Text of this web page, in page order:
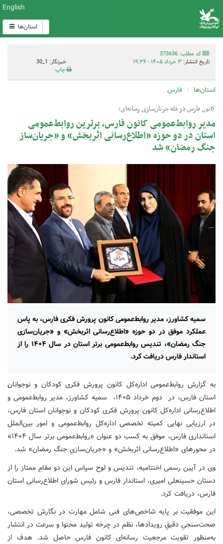
English
استان‌ها
کد مطلب: 373636
تاریخ انتشار: ۳ خرداد ۱۴۰۵ - ۱۹:۳۶
خبرنگار: 1_30
چاپ
استان‌ها فارس
کانون فارس در قله جریان‌سازی رسانه‌ای؛
مدیر روابط‌عمومی کانون فارس، برترین روابط‌عمومی
استان در دو حوزه «اطلاع‌رسانی اثربخش» و «جریان‌ساز
جنگ رمضان» شد
سمیه کشاورز، مدیر روابط‌عمومی کانون پرورش فکری فارس، به پاس
عملکرد موفق در دو حوزه «اطلاع‌رسانی اثربخش» و «جریان‌سازی
جنگ رمضان»، تندیس روابط‌عمومی برتر استان در سال ۱۴۰۴ را از
استاندار فارس دریافت کرد.
به گزارش روابط‌عمومی اداره‌کل کانون پرورش فکری کودکان و نوجوانان
استان فارس، در دوم خرداد ۱۴۰۵، سمیه کشاورز، مدیر روابط‌عمومی و
اطلاع‌رسانی اداره‌کل کانون پرورش فکری کودکان و نوجوانان استان فارس،
در ارزیابی نهایی کمیته تخصصی اداره‌کل روابط‌عمومی و امور بین‌الملل
استانداری فارس، موفق به کسب دو عنوان «روابط‌عمومی برتر سال ۱۴۰۴»
در محورهای «اطلاع‌رسانی اثربخش» و «جریان‌سازیِ جنگ رمضان» شد.
وی در آیین رسمی اختتامیه، تندیس و لوح سپاس این دو مقامِ ممتاز را از
دستان حسینعلی امیری، استاندار فارس و رئیس شورای اطلاع‌رسانی استان
فارس، دریافت کرد.
این موفقیت بر پایه شاخص‌های فنی شامل مهارت در نگارش تخصصی،
صحت‌سنجیِ دقیقِ رویدادها، نظم در چرخه تولید محتوا و سرعت در انتشار
به‌منظور تقویت مرجعیت رسانه‌ای کانون فارس حاصل شد. هدف از